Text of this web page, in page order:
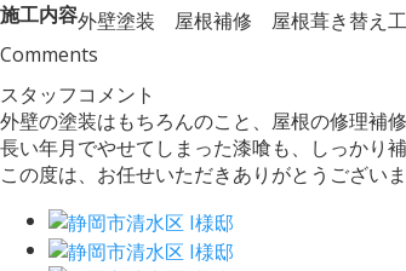
施工内容外壁塗装 屋根補修 屋根葺き替え
Comments
スタッフコメント
外壁の塗装はもちろんのこと、屋根の修理補
長い年月でやせてしまった漆喰も、しっかり
この度は、お任せいただきありがとうございま